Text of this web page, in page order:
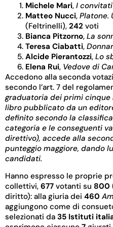
Michele Mari, I
Matteo Nucci, Platone.
(Feltrinelli), 242 voti
Bianca Pitzorno, La
Teresa Ciabatti,
Alcide Pierantozzi, Lo
Elena Rui, Vedove di
Accedono alla seconda
secondo l’art. 7 del
graduatoria dei primi cinque
libro pubblicato da un
definito secondo la
categoria e le conseguenti
direttivo), accede alla
punteggio maggiore, dando
candidati.
Hanno espresso le proprie
collettivi, 677 votanti su 800
diritto): alla giuria dei 460
aggiungono come di
selezionati da 35 Istituti